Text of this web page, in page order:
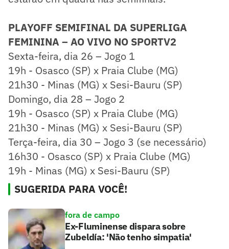
PLAYOFF SEMIFINAL DA SUPERLIGA
FEMININA – AO VIVO NO SPORTV2
Sexta-feira, dia 26 – Jogo 1
19h - Osasco (SP) x Praia Clube (MG)
21h30 - Minas (MG) x Sesi-Bauru (SP)
Domingo, dia 28 – Jogo 2
19h - Osasco (SP) x Praia Clube (MG)
21h30 - Minas (MG) x Sesi-Bauru (SP)
Terça-feira, dia 30 – Jogo 3 (se necessário)
16h30 - Osasco (SP) x Praia Clube (MG)
19h - Minas (MG) x Sesi-Bauru (SP)
SUGERIDA PARA VOCÊ!
fora de campo
Ex-Fluminense dispara sobre
Zubeldía: 'Não tenho simpatia'